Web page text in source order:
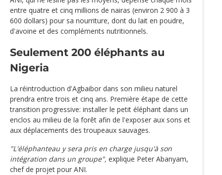
entre quatre et cinq millions de nairas (environ 2 900 à 3
600 dollars) pour sa nourriture, dont du lait en poudre,
d'avoine et des compléments nutritionnels.
Seulement 200 éléphants au
Nigeria
La réintroduction d'Agbaibor dans son milieu naturel
prendra entre trois et cinq ans. Première étape de cette
transition progressive: installer le petit éléphant dans un
enclos au milieu de la forêt afin de l'exposer aux sons et
aux déplacements des troupeaux sauvages.
"L'éléphanteau y sera pris en charge jusqu'à son
intégration dans un groupe", explique Peter Abanyam,
chef de projet pour ANI.